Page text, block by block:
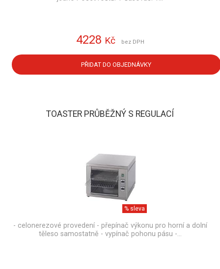
4228 Kč bez DPH
PŘIDAT DO OBJEDNÁVKY
TOASTER PRŮBĚŽNÝ S REGULACÍ
% sleva
- celonerezové provedení - přepínač výkonu pro horní a dolní
těleso samostatně - vypínač pohonu pásu -…